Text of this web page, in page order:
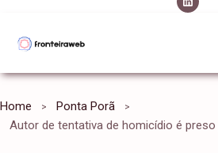
Home
Ponta Porã